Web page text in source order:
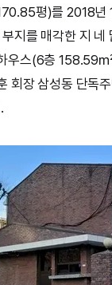
평)를 2018년
지를 매각한 지
우스(6층 158.59
회장 삼성동 단독